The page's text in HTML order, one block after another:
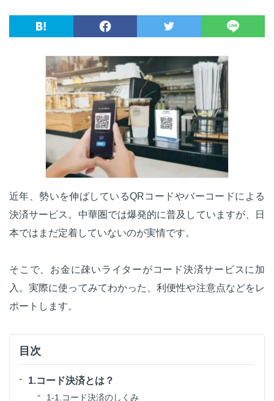
近年、勢いを伸ばしているQRコードやバーコードによる
決済サービス。中華圏では爆発的に普及していますが、日
本ではまだ定着していないのが実情です。
そこで、お金に疎いライターがコード決済サービスに加
入。実際に使ってみてわかった、利便性や注意点などをレ
ポートします。
目次
1.コード決済とは？
1-1.コード決済のしくみ